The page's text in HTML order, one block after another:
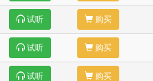
试听 购买
试听 购买
试听 购买